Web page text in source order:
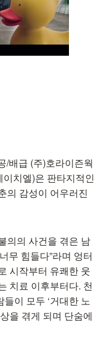
/배급 (주)호라이즌웍
치엘)은 판타지적인
의 감성이 어우러진
의의 사건을 겪은 남
무 힘들다”라며 엉터
시작부터 유쾌한 웃
치료 이후부터다. 천
이 모두 ‘거대한 노
을 겪게 되며 단숨에